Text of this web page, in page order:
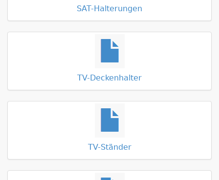
SAT-Halterungen
TV-Deckenhalter
TV-Ständer